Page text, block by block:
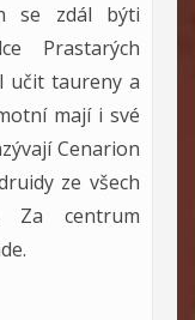
se zdál býti
Prastarých
učit taureny a
mají i své
Cenarion
ze všech
Za centrum